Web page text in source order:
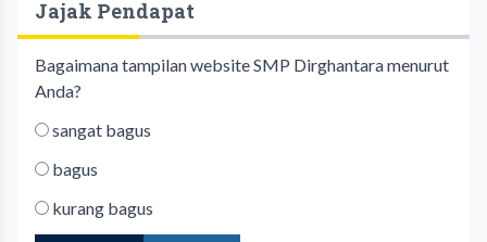
Jajak Pendapat
Bagaimana tampilan website SMP Dirghantara menurut
Anda?
sangat bagus
bagus
kurang bagus